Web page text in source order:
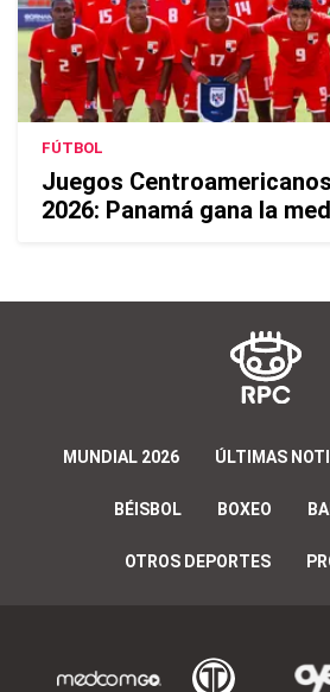
FÚTBOL
Juegos
2026: Panamá gana la
MUNDIAL 2026 ÚLTIMAS
BÉISBOL BOXEO
OTROS DEPORTES